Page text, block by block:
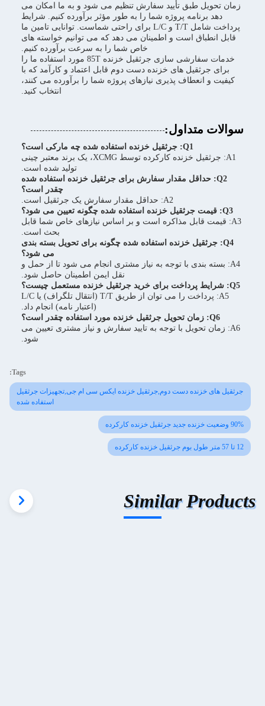
زمان تحویل طبق تأیید سفارش تنظیم می شود و به ما امکان می
دهد برنامه پروژه شما را به طور مؤثر برآورده کنیم. شرایط
پرداخت شامل T/T و L/C برای راحتی شماست. توانایی تامین ما
قابل انطباق است و اطمینان می دهد که می توانیم خواسته های
خاص شما را به سرعت برآورده کنیم.
خدمات سفارشی سازی جرثقیل خزنده 85T مورد استفاده ما را
برای جرثقیل های خزنده دست دوم قابل اعتماد و کارآمد که با
کیفیت و انعطاف پذیری نیازهای پروژه شما را برآورده می کنند،
انتخاب کنید.
سوالات متداول:
Q1: جرثقیل خزنده استفاده شده چه مارکی است؟
A1: جرثقیل خزنده کارکرده توسط XCMG، یک برند معتبر چینی
تولید شده است.
Q2: حداقل مقدار سفارش برای جرثقیل خزنده استفاده شده
چقدر است؟
A2: حداقل مقدار سفارش یک جرثقیل است.
Q3: قیمت جرثقیل خزنده استفاده شده چگونه تعیین می شود؟
A3: قیمت قابل مذاکره است و بر اساس نیازهای خاص شما قابل
بحث است.
Q4: جرثقیل خزنده استفاده شده چگونه برای تحویل بسته بندی
می شود؟
A4: بسته بندی با توجه به نیاز مشتری انجام می شود تا از حمل و
نقل ایمن اطمینان حاصل شود.
Q5: شرایط پرداخت برای خرید جرثقیل خزنده مستعمل چیست؟
A5: پرداخت را می توان از طریق T/T (انتقال تلگراف) یا L/C
(اعتبار نامه) انجام داد.
Q6: زمان تحویل جرثقیل خزنده مورد استفاده چقدر است؟
A6: زمان تحویل با توجه به تایید سفارش و نیاز مشتری تعیین می
شود.
Tags:
جرثقیل های خزنده دست دوم,جرثقیل خزنده ایکس سی ام جی,تجهیزات جرثقیل
استفاده شده
90% وضعیت خزنده جدید جرثقیل خزنده کارکرده
12 تا 57 متر طول بوم جرثقیل خزنده کارکرده
Similar Products